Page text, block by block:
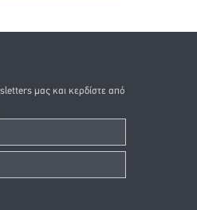
μας και κερδίστε από